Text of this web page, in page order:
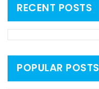
RECENT POSTS
POPULAR POSTS